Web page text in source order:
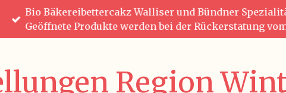
Zum
Hauptinhalt
springen
Bio Bäkereibettercakz Walliser und Bündner
Geöffnete Produkte werden bei der Rückerstatung
Region